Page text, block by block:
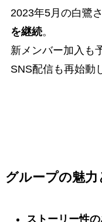
2023年5月の白鷺
を継続。
新メンバー加入も
SNS配信も再始動
グループの魅力
ストーリー性